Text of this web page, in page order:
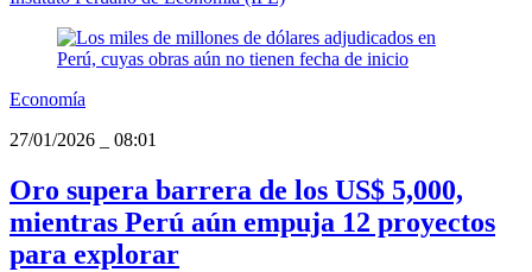
Economía
27/01/2026
08:01
Oro supera barrera de los US$ 5,000,
mientras Perú aún empuja 12 proyectos
para explorar